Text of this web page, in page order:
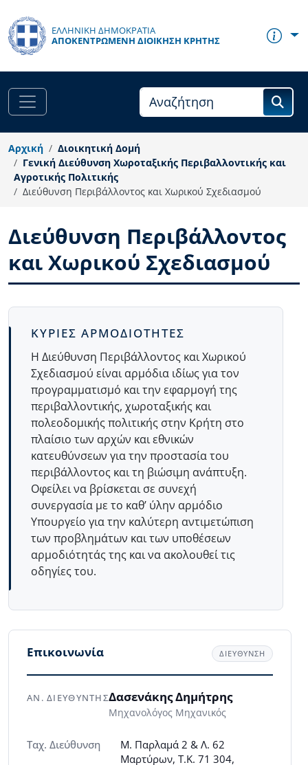
ΕΛΛΗΝΙΚΗ ΔΗΜΟΚΡΑΤΙΑ
ΑΠΟΚΕΝΤΡΩΜΈΝΗ ΔΙΟΊΚΗΣΗ ΚΡΉΤΗΣ
Αρχική
Διοικητική Δομή
Γενική Διεύθυνση Χωροταξικής Περιβαλλοντικής και
Αγροτικής Πολιτικής
Διεύθυνση Περιβάλλοντος και Χωρικού Σχεδιασμού
Διεύθυνση Περιβάλλοντος
και Χωρικού Σχεδιασμού
Body
ΚΥΡΙΕΣ ΑΡΜΟΔΙΟΤΗΤΕΣ
Η Διεύθυνση Περιβάλλοντος και Χωρικού
Σχεδιασμού είναι αρμόδια ιδίως για τον
προγραμματισμό και την εφαρμογή της
περιβαλλοντικής, χωροταξικής και
πολεοδομικής πολιτικής στην Κρήτη στο
πλαίσιο των αρχών και εθνικών
κατευθύνσεων για την προστασία του
περιβάλλοντος και τη βιώσιμη ανάπτυξη.
Οφείλει να βρίσκεται σε συνεχή
συνεργασία με το καθ’ ύλην αρμόδιο
Υπουργείο για την καλύτερη αντιμετώπιση
των προβλημάτων και των υποθέσεων
αρμοδιότητάς της και να ακολουθεί τις
οδηγίες του.
Επικοινωνία ΔΙΕΥΘΥΝΣΗ
ΑΝ. ΔΙΕΥΘΥΝΤΗΣΔασενάκης Δημήτρης
Μηχανολόγος Μηχανικός
Ταχ. Διεύθυνση
Μ. Παρλαμά 2 & Λ. 62
Μαρτύρων, Τ.Κ. 71 304,